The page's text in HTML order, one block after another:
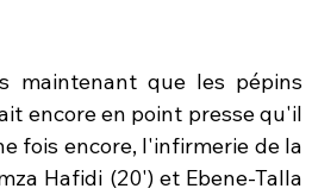
maintenant que les pépins
encore en point presse qu'il
fois encore, l'infirmerie de la
Hafidi (20') et Ebene-Talla